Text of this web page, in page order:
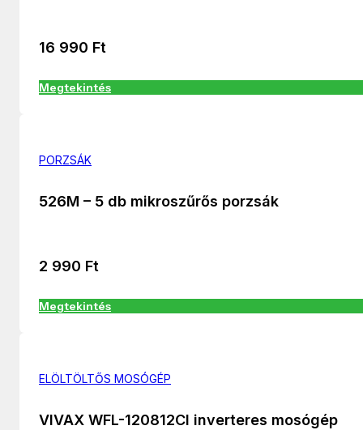
16 990 Ft
Megtekintés
PORZSÁK
526M – 5 db mikroszűrős porzsák
2 990 Ft
Megtekintés
ELÖLTÖLTŐS MOSÓGÉP
VIVAX WFL-120812CI inverteres mosógép